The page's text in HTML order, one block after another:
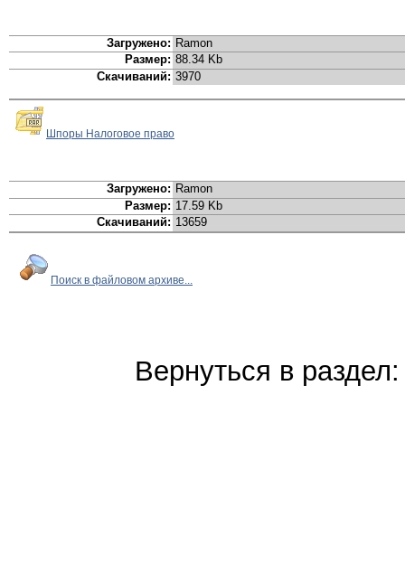
Загружено: Ramon
Размер: 88.34 Kb
Скачиваний: 3970
Шпоры Налоговое право
Загружено: Ramon
Размер: 17.59 Kb
Скачиваний: 13659
Поиск в файловом архиве...
Вернуться в